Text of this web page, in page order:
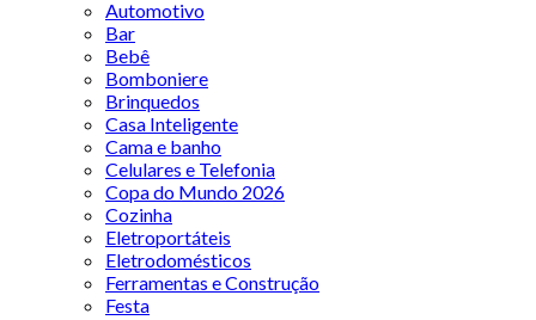
Automotivo
Bar
Bebê
Bomboniere
Brinquedos
Casa Inteligente
Cama e banho
Celulares e Telefonia
Copa do Mundo 2026
Cozinha
Eletroportáteis
Eletrodomésticos
Ferramentas e Construção
Festa